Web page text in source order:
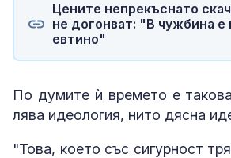
Цените непрекъснато
не догонват: "В чужбина е
евтино"
По думите ѝ времето е
лява идеология, нито дясна
"Това, което със сигурност